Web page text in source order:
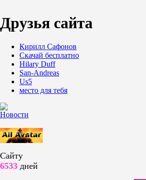
Друзья сайта
Кирилл Сафонов
Скачай бесплатно
Hilary Duff
San-Andreas
Us5
место для тебя
Новости
Сайту
6533 дней